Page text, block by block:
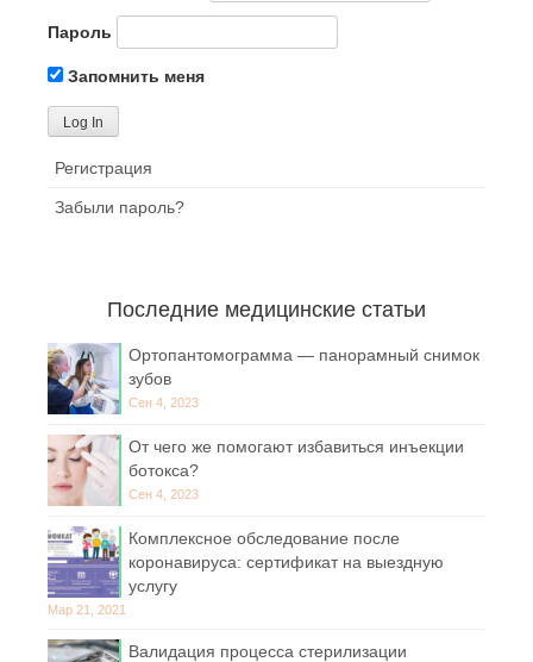
Пароль
Запомнить меня
Регистрация
Забыли пароль?
Последние медицинские статьи
Ортопантомограмма — панорамный снимок
зубов
Сен 4, 2023
От чего же помогают избавиться инъекции
ботокса?
Сен 4, 2023
Комплексное обследование после
коронавируса: сертификат на выездную
услугу
Мар 21, 2021
Валидация процесса стерилизации